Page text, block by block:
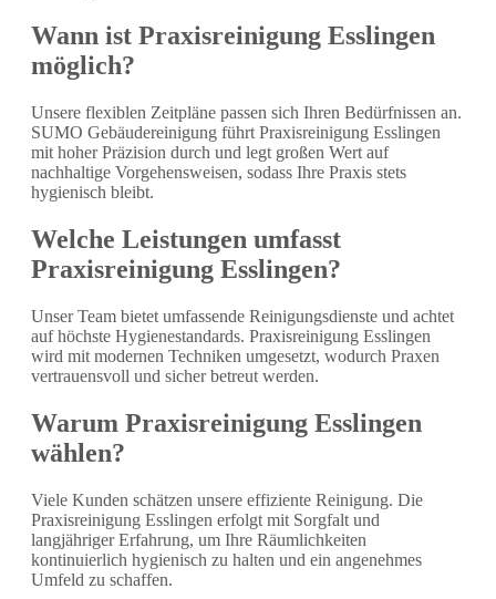
Wann ist Praxisreinigung Esslingen
möglich?
Unsere flexiblen Zeitpläne passen sich Ihren Bedürfnissen an.
SUMO Gebäudereinigung führt Praxisreinigung Esslingen
mit hoher Präzision durch und legt großen Wert auf
nachhaltige Vorgehensweisen, sodass Ihre Praxis stets
hygienisch bleibt.
Welche Leistungen umfasst
Praxisreinigung Esslingen?
Unser Team bietet umfassende Reinigungsdienste und achtet
auf höchste Hygienestandards. Praxisreinigung Esslingen
wird mit modernen Techniken umgesetzt, wodurch Praxen
vertrauensvoll und sicher betreut werden.
Warum Praxisreinigung Esslingen
wählen?
Viele Kunden schätzen unsere effiziente Reinigung. Die
Praxisreinigung Esslingen erfolgt mit Sorgfalt und
langjähriger Erfahrung, um Ihre Räumlichkeiten
kontinuierlich hygienisch zu halten und ein angenehmes
Umfeld zu schaffen.